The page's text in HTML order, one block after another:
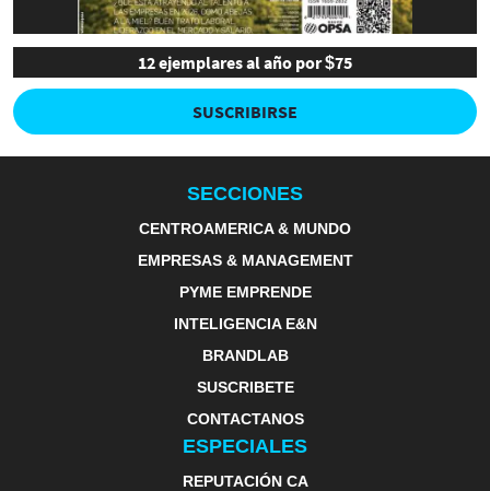
12 ejemplares al año por $75
SUSCRIBIRSE
SECCIONES
CENTROAMERICA & MUNDO
EMPRESAS & MANAGEMENT
PYME EMPRENDE
INTELIGENCIA E&N
BRANDLAB
SUSCRIBETE
CONTACTANOS
ESPECIALES
REPUTACIÓN CA